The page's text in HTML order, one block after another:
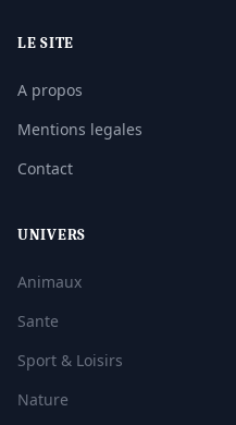
LE SITE
A propos
Mentions legales
Contact
UNIVERS
Animaux
Sante
Sport & Loisirs
Nature